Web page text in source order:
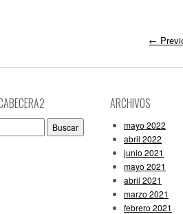
←
ARCHIVOS
mayo 2022
abril 2022
junio 2021
mayo 2021
abril 2021
marzo 2021
febrero 2021